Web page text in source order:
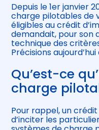
Être prêt pour la
électronique
Depuis le 1er janvier
charge pilotables de
éligibles au crédit
demandait, pour son
technique des
Précisions
Qu’est-ce
charge
Pour rappel, un
d’inciter les